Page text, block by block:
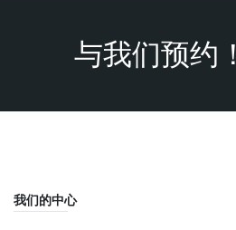
与我们预约！
我们的中心